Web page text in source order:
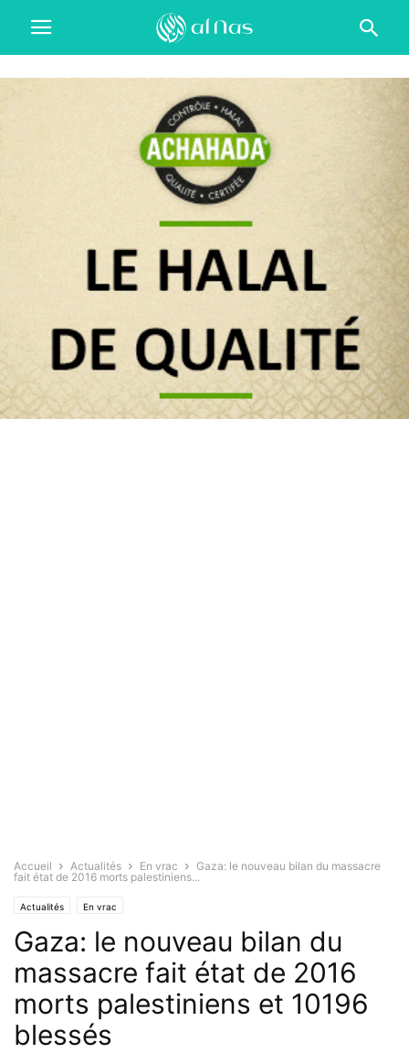
Accueil Actualités En vrac
Gaza: le nouveau bilan du massacre
fait état de 2016 morts palestiniens...
Actualités En vrac
Gaza: le nouveau bilan du
massacre fait état de 2016
morts palestiniens et 10196
blessés